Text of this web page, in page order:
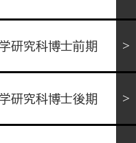
研究科博士前期
研究科博士後期